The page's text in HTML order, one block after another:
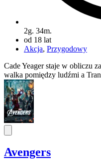
2g. 34m.
od 18 lat
Akcja, Przygodowy
Cade Yeager staje w obliczu
walka pomiędzy ludźmi a
Avengers